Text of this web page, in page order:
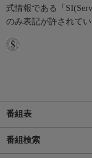
式情報である「
のみ表記が許されてい
番組表
番組検索